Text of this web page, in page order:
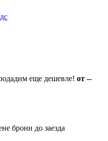
еще дешевле! от --
брони до заезда